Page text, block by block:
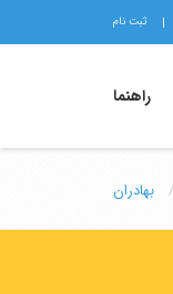
ثبت نام
راهنما
بهادران